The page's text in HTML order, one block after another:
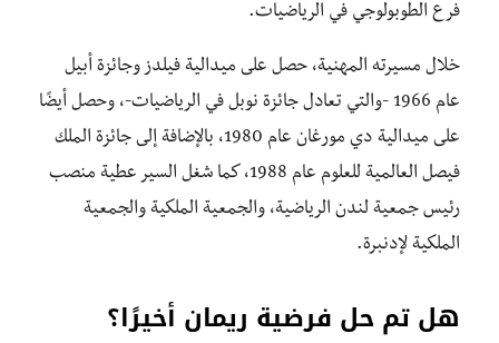
فرع الطوبولوجي في الرياضيات.
خلال مسيرته المهنية، حصل على ميدالية فيلدز وجائزة أبيل
عام 1966 -والتي تعادل جائزة نوبل في الرياضيات-، وحصل أيضًا
على ميدالية دي مورغان عام 1980، بالإضافة إلى جائزة الملك
فيصل العالمية للعلوم عام 1988، كما شغل السير عطية منصب
رئيس جمعية لندن الرياضية، والجمعية الملكية والجمعية
الملكية لإدنبرة.
هل تم حل فرضية ريمان أخيرًا؟